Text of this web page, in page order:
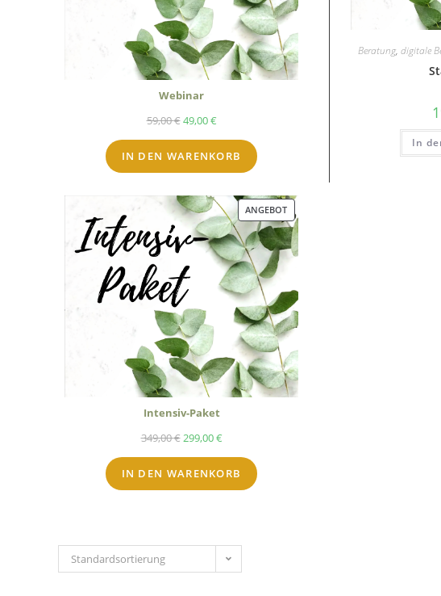
Beratung, digitale
In
Webinar
59,00€49,00€
IN DEN WARENKORB
ANGEBOT
Intensiv-Paket
349,00€299,00€
IN DEN WARENKORB
Standardsortierung